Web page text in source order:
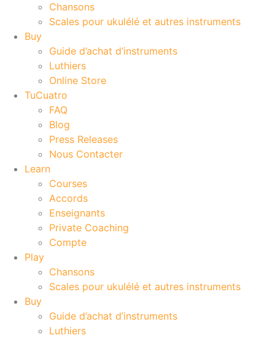
Chansons
Scales pour ukulélé et autres instruments
Buy
Guide d’achat d’instruments
Luthiers
Online Store
TuCuatro
FAQ
Blog
Press Releases
Nous Contacter
Learn
Courses
Accords
Enseignants
Private Coaching
Compte
Play
Chansons
Scales pour ukulélé et autres instruments
Buy
Guide d’achat d’instruments
Luthiers